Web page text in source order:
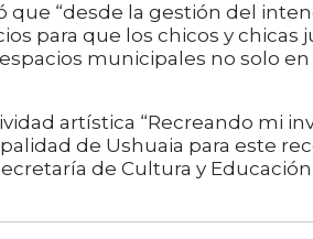
que “desde la gestión del
para que los chicos y chicas
municipales no solo en
artística “Recreando mi
de Ushuaia para este
de Cultura y